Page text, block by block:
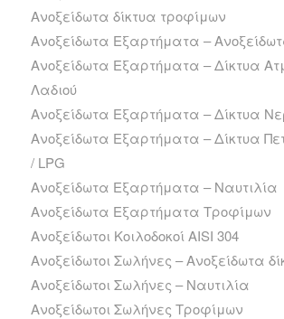
Ανοξείδωτα δίκτυα τροφίμων
Ανοξείδωτα Εξαρτήματα –
Ανοξείδωτα Εξαρτήματα – Δίκτυα
Λαδιού
Ανοξείδωτα Εξαρτήματα – Δίκτυα
Ανοξείδωτα Εξαρτήματα – Δίκτυα
/ LPG
Ανοξείδωτα Εξαρτήματα – Ναυτιλία
Ανοξείδωτα Εξαρτήματα Τροφίμων
Ανοξείδωτοι Κοιλοδοκοί AISI 304
Ανοξείδωτοι Σωλήνες – Ανοξείδωτα
Ανοξείδωτοι Σωλήνες – Ναυτιλία
Ανοξείδωτοι Σωλήνες Τροφίμων